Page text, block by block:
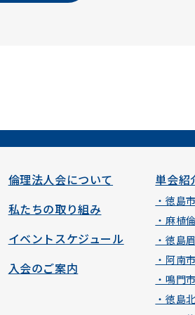
倫理法人会について
私たちの取り組み
イベントスケジュール
入会のご案内
単会紹
・徳島
・麻植
・徳島
・阿南
・鳴門
・徳島